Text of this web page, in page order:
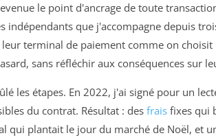
le point d'ancrage de toute
indépendants que j'accompagne depuis
terminal de paiement comme on choisit
sans réfléchir aux conséquences sur
les étapes. En 2022, j'ai signé pour un
du contrat. Résultat : des frais fixes qui
qui plantait le jour du marché de Noël, et